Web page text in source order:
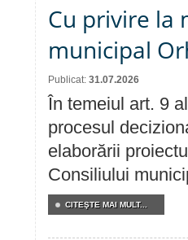
Cu privire la
municipal
Publicat: 31.07.2026
În temeiul art. 9
procesul
elaborării
Consiliului
CITEŞTE MAI MULT...